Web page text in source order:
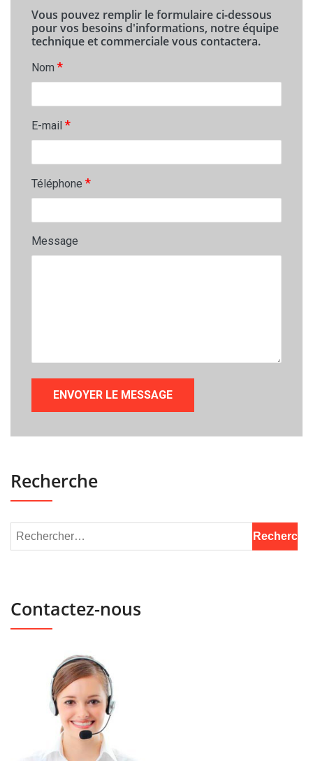
Vous pouvez remplir le formulaire ci-dessous
pour vos besoins d'informations, notre équipe
technique et commerciale vous contactera.
Nom *
E-mail *
Téléphone *
Message
Recherche
Contactez-nous